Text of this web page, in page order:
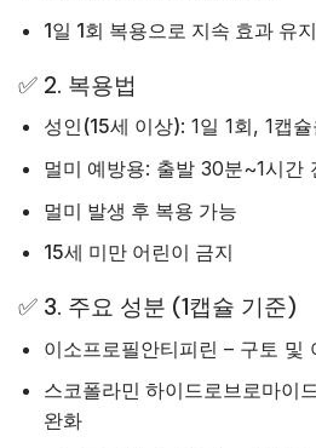
1일 1회 복용으로 지속 효과 유지
✅ 2. 복용법
성인(15세 이상): 1일 1회, 1캡
멀미 예방용: 출발 30분~1시간
멀미 발생 후 복용 가능
15세 미만 어린이 금지
✅ 3. 주요 성분 (1캡슐 기준)
이소프로필안티피린 – 구토 및
스코폴라민 하이드로브로마이
완화